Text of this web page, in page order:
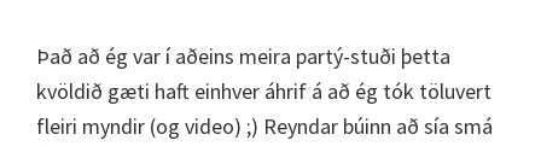
Það að ég var í aðeins meira partý-stuði þetta
kvöldið gæti haft einhver áhrif á að ég tók töluvert
fleiri myndir (og video) ;) Reyndar búinn að sía smá